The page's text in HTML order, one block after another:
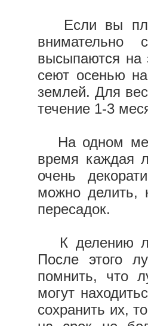
Если вы
внимательно
высыпаются на
сеют осенью
землей. Для
течение 1-3
На одном
время каждая
очень
можно
пересадок.
К делению
После этого
помнить, что
могут
сохранить их,